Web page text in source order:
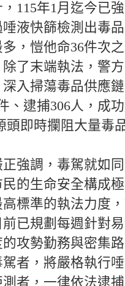
115年1月迄今已
液快篩檢測出毒
，愷他命36件次
了末端執法，警
深入掃蕩毒品供應
、逮捕306人，成
頭即時攔阻大量毒
強調，毒駕就如
的生命安全構成
標準的執法力度
已規劃每週針對
攻勢勤務與密集
者，將嚴格執行
者，一律依法逮